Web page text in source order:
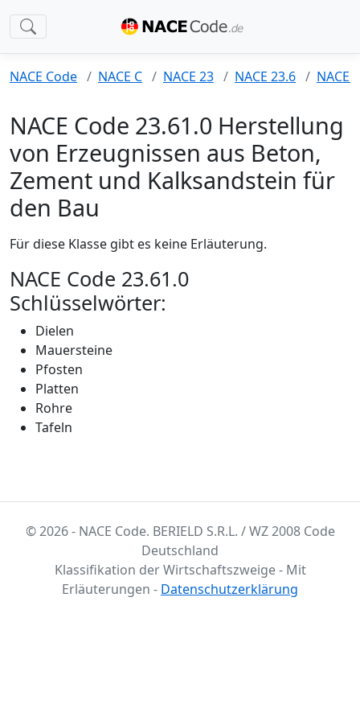
NACE Code NACE C NACE 23 NACE 23.6 NACE
NACE Code 23.61.0 Herstellung
von Erzeugnissen aus Beton,
Zement und Kalksandstein für
den Bau
Für diese Klasse gibt es keine Erläuterung.
NACE Code 23.61.0
Schlüsselwörter:
Dielen
Mauersteine
Pfosten
Platten
Rohre
Tafeln
© 2026 - NACE Code. BERIELD S.R.L. / WZ 2008 Code
Deutschland
Klassifikation der Wirtschaftszweige - Mit
Erläuterungen - Datenschutzerklärung